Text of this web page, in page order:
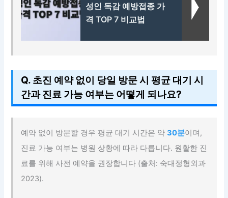
성인 독감 예방접종 가
격 TOP 7 비교법
Q. 초진 예약 없이 당일 방문 시 평균 대기 시
간과 진료 가능 여부는 어떻게 되나요?
예약 없이 방문할 경우 평균 대기 시간은 약30분이며,
진료 가능 여부는 병원 상황에 따라 다릅니다. 원활한 진
료를 위해 사전 예약을 권장합니다 (출처: 숙대정형외과
2023).